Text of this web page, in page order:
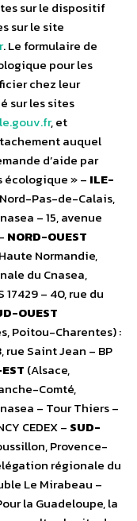
sur le dispositif
sur le site
. Le formulaire de
pour les
chez leur
sur les sites
, et
auquel
d’aide par
écologique » – ILE-
Pas-de-Calais,
– 15, avenue
NORD-OUEST
Normandie,
du Cnasea,
17429 – 40, rue du
OUEST
Poitou-Charentes) :
Saint Jean – BP
(Alsace,
Comté,
– Tour Thiers –
CEDEX – SUD-
Provence-
régionale du
Le Mirabeau –
la Guadeloupe, la